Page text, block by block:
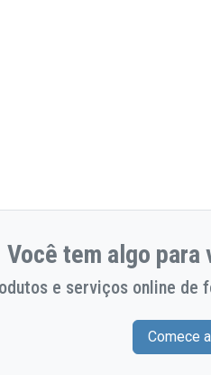
Você tem algo para
e serviços online de
Comece